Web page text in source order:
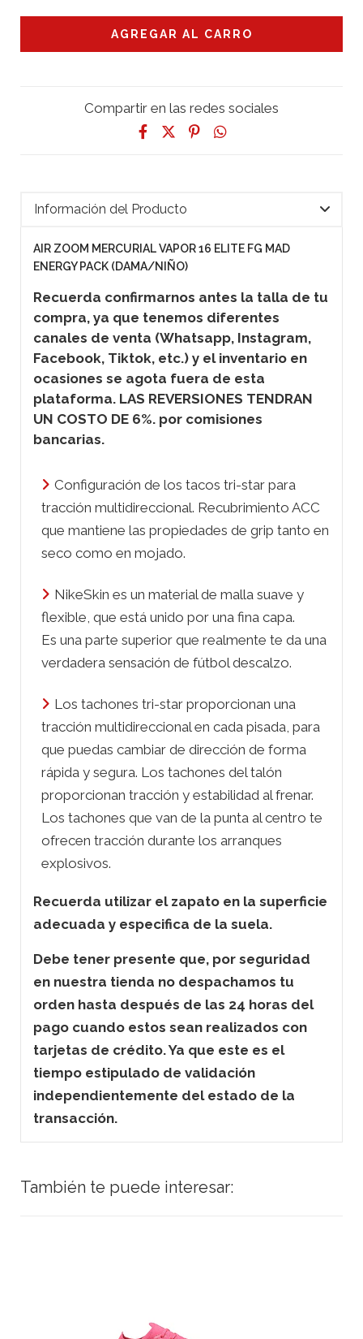
Compartir en las redes sociales
Información del Producto
AIR ZOOM MERCURIAL VAPOR 16 ELITE FG MAD
ENERGY PACK (DAMA/NIÑO)
Recuerda confirmarnos antes la talla de tu
compra, ya que tenemos diferentes
canales de venta (Whatsapp, Instagram,
Facebook, Tiktok, etc.) y el inventario en
ocasiones se agota fuera de esta
plataforma. LAS REVERSIONES TENDRAN
UN COSTO DE 6%. por comisiones
bancarias.
Configuración de los tacos tri-star para
tracción multidireccional. Recubrimiento ACC
que mantiene las propiedades de grip tanto en
seco como en mojado.
NikeSkin es un material de malla suave y
flexible, que está unido por una fina capa.
Es una parte superior que realmente te da una
verdadera sensación de fútbol descalzo.
Los tachones tri-star proporcionan una
tracción multidireccional en cada pisada, para
que puedas cambiar de dirección de forma
rápida y segura. Los tachones del talón
proporcionan tracción y estabilidad al frenar.
Los tachones que van de la punta al centro te
ofrecen tracción durante los arranques
explosivos.
Recuerda utilizar el zapato en la superficie
adecuada y especifica de la suela.
Debe tener presente que, por seguridad
en nuestra tienda no despachamos tu
orden hasta después de las 24 horas del
pago cuando estos sean realizados con
tarjetas de crédito. Ya que este es el
tiempo estipulado de validación
independientemente del estado de la
transacción.
También te puede interesar: